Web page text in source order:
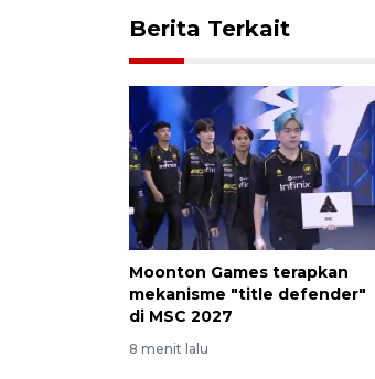
Berita Terkait
Moonton Games terapkan
mekanisme "title defender"
di MSC 2027
8 menit lalu